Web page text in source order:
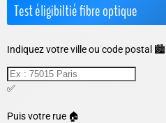
Test éligibiltié fibre optique
Indiquez votre ville ou code postal 🏙️
✅
Puis votre rue 🏠